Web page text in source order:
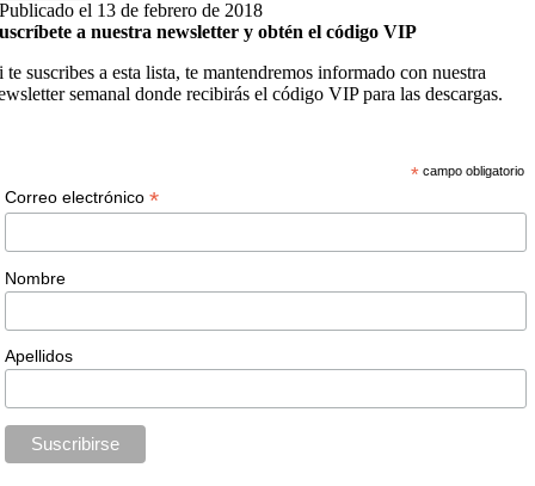
Publicado el 13 de febrero de 2018
a nuestra newsletter y obtén el código VIP
te suscribes a esta lista, te mantendremos informado con nuestra
semanal donde recibirás el código VIP para las descargas.
* campo obligatorio
Correo electrónico*
Nombre
Apellidos